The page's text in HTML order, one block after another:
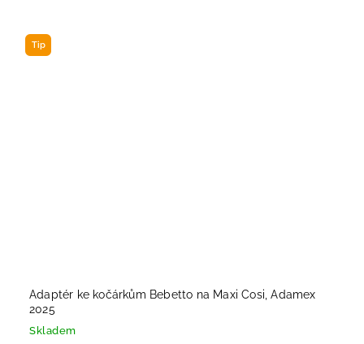
Tip
Adaptér ke kočárkům Bebetto na Maxi Cosi, Adamex
2025
Skladem